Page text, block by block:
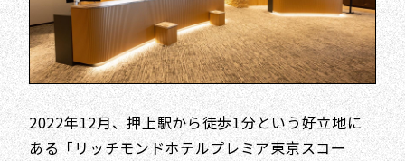
2022年12月、押上駅から徒歩1分という好立地に
ある「リッチモンドホテルプレミア東京スコー